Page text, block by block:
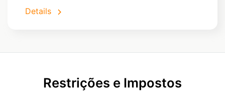
Details
Restrições e Impostos